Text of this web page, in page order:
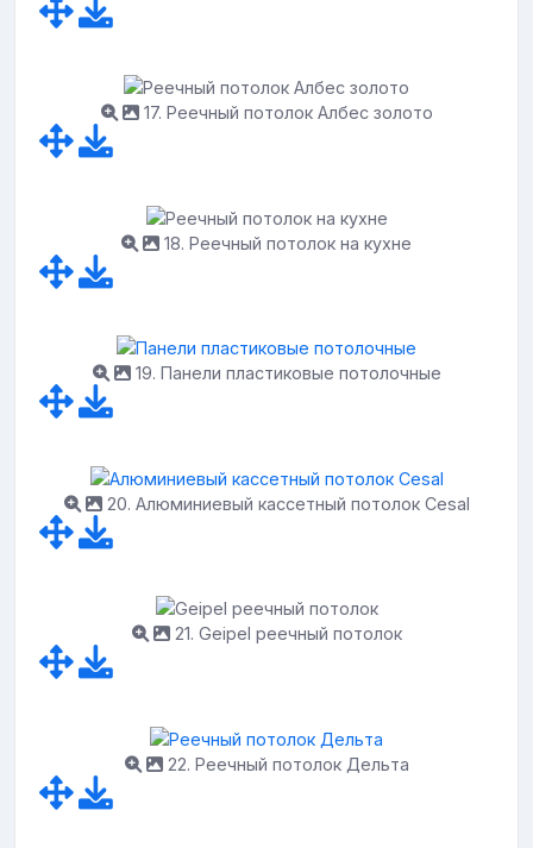
17. Реечный потолок Албес золото
18. Реечный потолок на кухне
19. Панели пластиковые потолочные
20. Алюминиевый кассетный потолок Cesal
21. Geipel реечный потолок
22. Реечный потолок Дельта